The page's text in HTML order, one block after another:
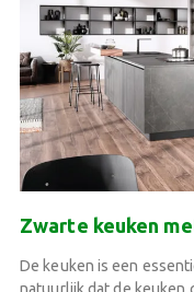
Zwarte keuken
De keuken is een